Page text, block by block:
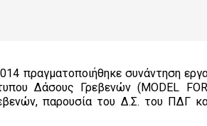
πραγματοποιήθηκε συνάντηση
Δάσους Γρεβενών (MODEL
παρουσία του Δ.Σ. του ΠΔΓ